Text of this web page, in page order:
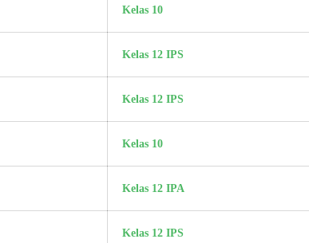
Kelas 10
Kelas 12 IPS
Kelas 12 IPS
Kelas 10
Kelas 12 IPA
Kelas 12 IPS